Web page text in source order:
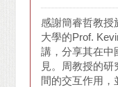
感謝簡睿哲教授
大學的Prof.
講，分享其在中
見。周教授的
間的交互作用，